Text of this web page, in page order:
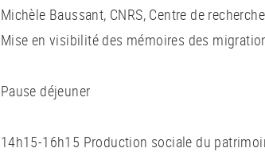
Michèle Baussant, CNRS, Centre de
Mise en visibilité des mémoires des
Pause déjeuner
14h15-16h15 Production sociale du